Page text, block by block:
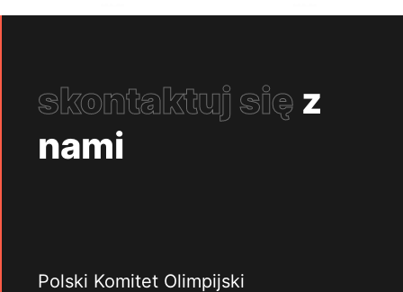
skontaktuj się z
nami
Polski Komitet Olimpijski